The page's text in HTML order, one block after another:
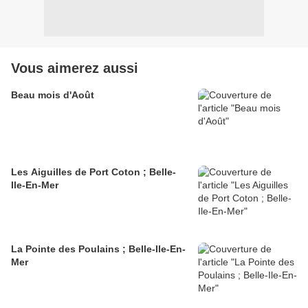
Vous aimerez aussi
Beau mois d'Août
Les Aiguilles de Port Coton ; Belle-
Ile-En-Mer
La Pointe des Poulains ; Belle-Ile-En-
Mer